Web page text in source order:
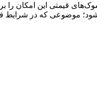
شوک‌های قیمتی این
موضوعی که در شرایط